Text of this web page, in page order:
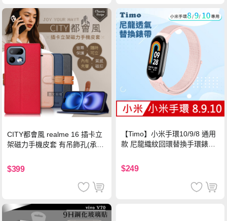
CITY都會風 realme 16 插卡立
架磁力手機皮套 有吊飾孔(承諾
$399
【Timo】小米手環10/9/8 通用
款 尼龍織紋回環替換手環錶帶-
$249